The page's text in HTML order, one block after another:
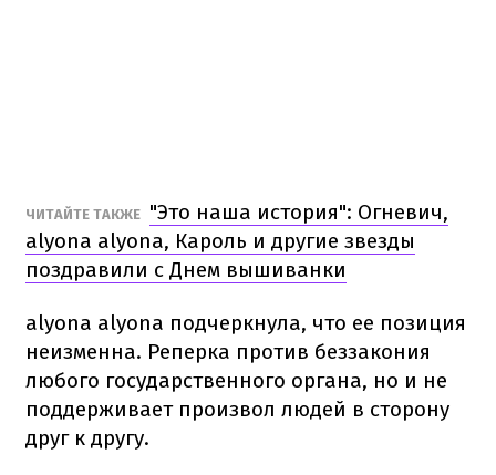
ЧИТАЙТЕ ТАКЖЕ "Это наша история": Огневич,
alyona alyona, Кароль и другие звезды
поздравили с Днем вышиванки
alyona alyona подчеркнула, что ее позиция
неизменна. Реперка против беззакония
любого государственного органа, но и не
поддерживает произвол людей в сторону
друг к другу.